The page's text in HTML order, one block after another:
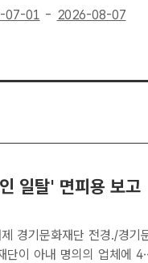
-
일탈' 면피용 보고
문
단이 아내 명의의 업체에 40